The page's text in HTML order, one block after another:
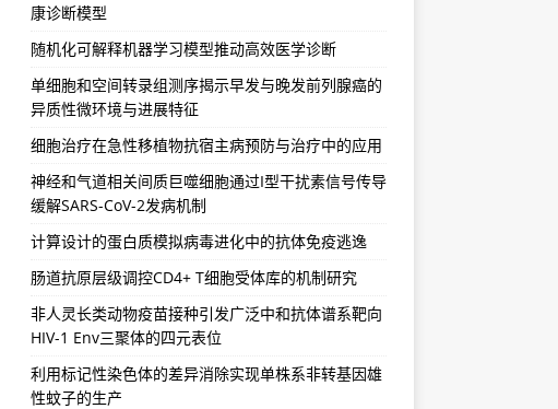
康诊断模型
随机化可解释机器学习模型推动高效医学诊断
单细胞和空间转录组测序揭示早发与晚发前列腺癌的
异质性微环境与进展特征
细胞治疗在急性移植物抗宿主病预防与治疗中的应用
神经和气道相关间质巨噬细胞通过I型干扰素信号传导
缓解SARS-CoV-2发病机制
计算设计的蛋白质模拟病毒进化中的抗体免疫逃逸
肠道抗原层级调控CD4+ T细胞受体库的机制研究
非人灵长类动物疫苗接种引发广泛中和抗体谱系靶向
HIV-1 Env三聚体的四元表位
利用标记性染色体的差异消除实现单株系非转基因雄
性蚊子的生产